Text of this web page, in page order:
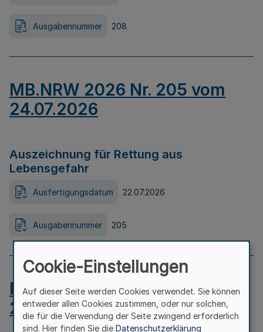
Ausgabennummer 208
MB.NRW 2026 Nr. 205 vom
24.07.2026
Auszeichnung für Rettung aus
Lebensgefahr
Ausfertigungsdatum 22.07.2026
Ausgabennummer 205
MB.NRW 2026 Nr. 204 vom
24.07.2026
Cookie-Einstellungen
Auf dieser Seite werden Cookies verwendet. Sie können
entweder allen Cookies zustimmen, oder nur solchen,
die für die Verwendung der Seite zwingend erforderlich
sind. Hier finden Sie die Datenschutzerklärung